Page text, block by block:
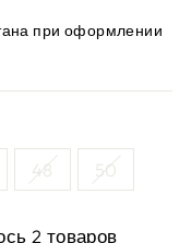
при оформлении
48 50
2 товаров